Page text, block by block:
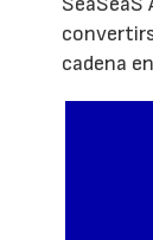
cadena